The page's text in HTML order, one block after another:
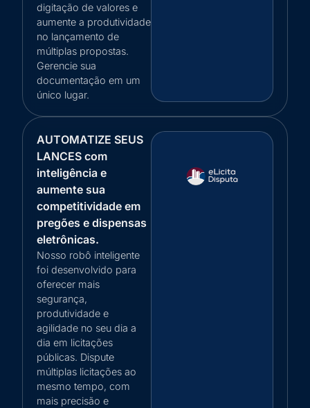
digitação de valores e
aumente a produtividade
no lançamento de
múltiplas propostas.
Gerencie sua
documentação em um
único lugar.
AUTOMATIZE SEUS
LANCES com
inteligência e
aumente sua
competitividade em
pregões e dispensas
eletrônicas.
Nosso robô inteligente
foi desenvolvido para
oferecer mais
segurança,
produtividade e
agilidade no seu dia a
dia em licitações
públicas. Dispute
múltiplas licitações ao
mesmo tempo, com
mais precisão e